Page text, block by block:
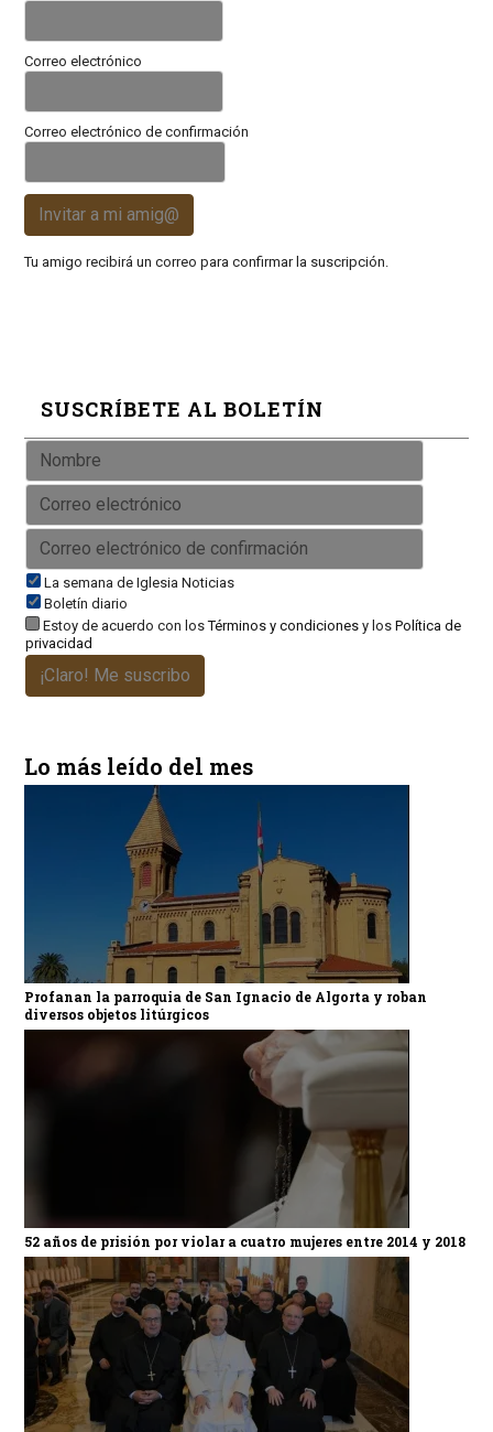
Correo electrónico
Correo electrónico de confirmación
Invitar a mi amig@
Tu amigo recibirá un correo para confirmar la suscripción.
SUSCRÍBETE AL BOLETÍN
La semana de Iglesia Noticias
Boletín diario
Estoy de acuerdo con losTérminos y condicionesy los Política de
privacidad
¡Claro! Me suscribo
Lo más leído del mes
Profanan la parroquia de San Ignacio de Algorta y roban
diversos objetos litúrgicos
52 años de prisión por violar a cuatro mujeres entre 2014 y 2018